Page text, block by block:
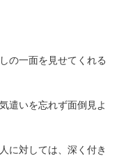
の一面を見せてくれる
遣いを忘れず面倒見よ
に対しては、深く付き